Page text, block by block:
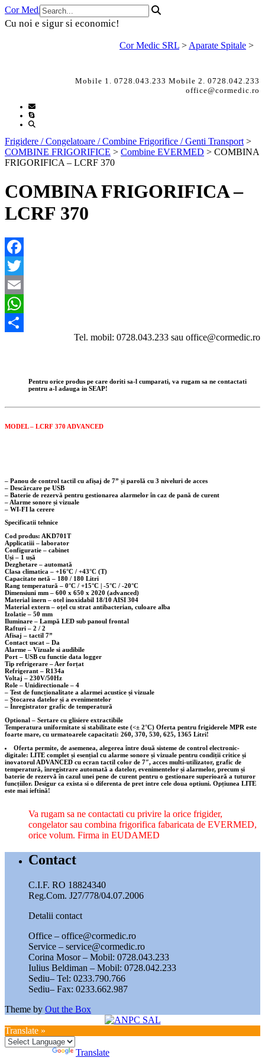
Skip
to
Cor Medic SRL
Cu noi e sigur si economic!
Mobile 1. 0728.043.233 Mobile 2. 0728.042.233
office@cormedic.ro
Cor Medic SRL > Aparate Spitale >
Frigidere / Congelatoare / Combine Frigorifice / Genti Transport >
COMBINE FRIGORIFICE > Combine EVERMED > COMBINA
FRIGORIFICA – LCRF 370
COMBINA FRIGORIFICA –
LCRF 370
Facebook
Twitter
Email
WhatsApp
Tel. mobil: 0728.043.233 sau office@cormedic.ro
Pentru orice produs pe care doriti sa-l cumparati, va rugam sa ne contactati
pentru a-l adauga in SEAP!
MODEL – LCRF 370 ADVANCED
– Panou de control tactil cu afișaj de 7” și parolă cu 3 niveluri de acces
– Descărcare pe USB
– Baterie de rezervă pentru gestionarea alarmelor în caz de pană de curent
– Alarme sonore și vizuale
– WI-FI la cerere
Specificatii tehnice
Cod produs: AKD701T
Applicatiii – laborator
Configuratie – cabinet
Uși – 1 ușă
Dezghetare – automată
Clasa climatica – +16°C / +43°C (T)
Capacitate netă – 180 / 180 Litri
Rang temperatură – 0°C / +15°C | -5°C / -20°C
Dimensiuni mm – 600 x 650 x 2020 (advanced)
Material inern – otel inoxidabil 18/10 AISI 304
Material extern – oțel cu strat antibacterian, culoare alba
Izolatie – 50 mm
Iluminare – Lampă LED sub panoul frontal
Rafturi – 2 / 2
Afisaj – tactil 7”
Contact uscat – Da
Alarme – Vizuale si audibile
Port – USB cu functie data logger
Tip refrigerare – Aer forțat
Refrigerant – R134a
Voltaj – 230V/50Hz
Role – Unidirectionale – 4
– Test de funcționalitate a alarmei acustice și vizuale
– Stocarea datelor și a evenimentelor
– Înregistrator grafic de temperatură
Optional – Sertare cu glisiere extractibile
Temperatura uniformitate si stabilitate este (<± 2°C) Oferta pentru frigiderele MPR este
foarte mare, cu urmatoarele capacitati: 260, 370, 530, 625, 1365 Litri!
Oferta permite, de asemenea, alegerea între două sisteme de control electronic-
digitale: LITE complet și esențial cu alarme sonore și vizuale pentru condiții critice și
inovatorul ADVANCED cu ecran tactil color de 7″, acces multi-utilizator, grafic de
temperatură, înregistrare automată a datelor, evenimentelor și alarmelor, precum și
baterie de rezervă în cazul unei pene de curent pentru o gestionare superioară a tuturor
funcțiilor. Desigur ca exista si o diferenta de pret intre cele doua optiuni. Opțiunea LITE
este mai ieftină!
Va rugam sa ne contactati cu privire la orice frigider,
congelator sau combina frigorifica fabaricata de EVERMED,
orice volum. Firma in EUDAMED
Contact
C.I.F. RO 18824340
Reg.Com. J27/778/04.07.2006
Detalii contact
Office – office@cormedic.ro
Service – service@cormedic.ro
Corina Mosor – Mobil: 0728.043.233
Iulius Beldiman – Mobil: 0728.042.233
Sediu– Tel: 0233.790.766
Sediu– Fax: 0233.662.987
Theme by Out the Box
Translate »
Translate